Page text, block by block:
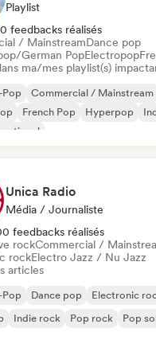
Playlist
feedbacks réalisés
/ MainstreamDance pop
German PopElectropop
ma/mes playlist(s)
Commercial / Mainstream
French Pop Hyperpop
Unica Radio
Média / Journaliste
feedbacks réalisés
rockCommercial /
rockElectro Jazz / Nu Jazz
articles
Dance pop Electronic
Indie rock Pop rock Pop